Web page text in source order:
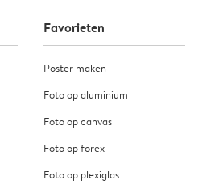
Favorieten
Poster maken
Foto op aluminium
Foto op canvas
Foto op forex
Foto op plexiglas